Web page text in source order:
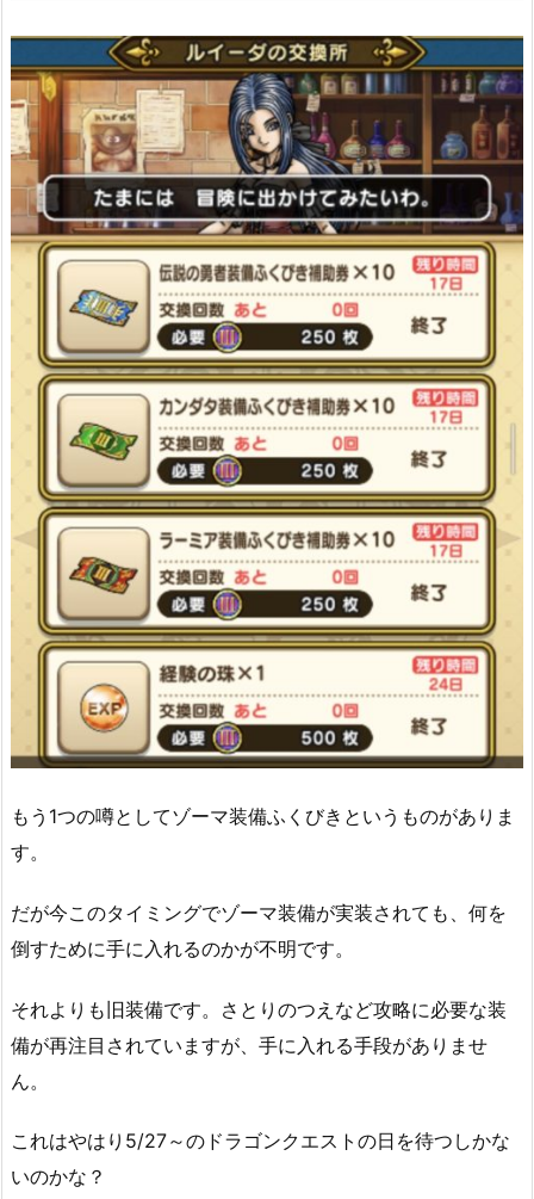
もう1つの噂としてゾーマ装備ふくびきというものがありま
す。
だが今このタイミングでゾーマ装備が実装されても、何を
倒すために手に入れるのかが不明です。
それよりも旧装備です。さとりのつえなど攻略に必要な装
備が再注目されていますが、手に入れる手段がありませ
ん。
これはやはり5/27～のドラゴンクエストの日を待つしかな
いのかな？